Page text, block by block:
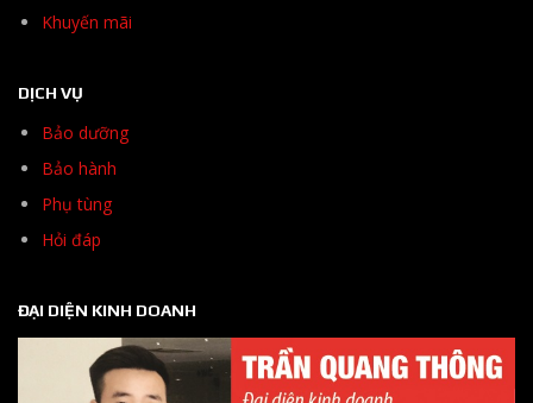
Khuyến mãi
DỊCH VỤ
Bảo dưỡng
Bảo hành
Phụ tùng
Hỏi đáp
ĐẠI DIỆN KINH DOANH